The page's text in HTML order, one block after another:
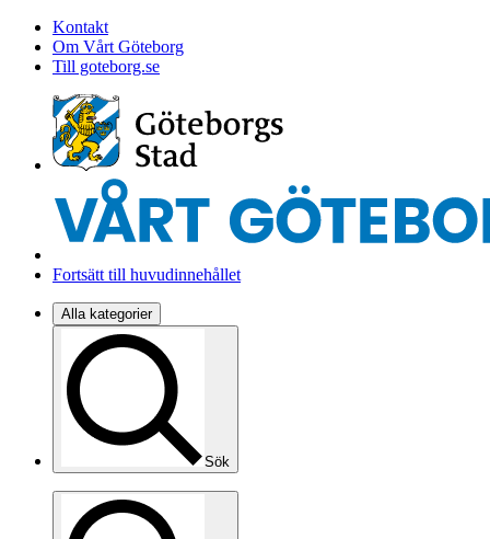
Kontakt
Om Vårt Göteborg
Till goteborg.se
Fortsätt till huvudinnehållet
Alla kategorier
Sök